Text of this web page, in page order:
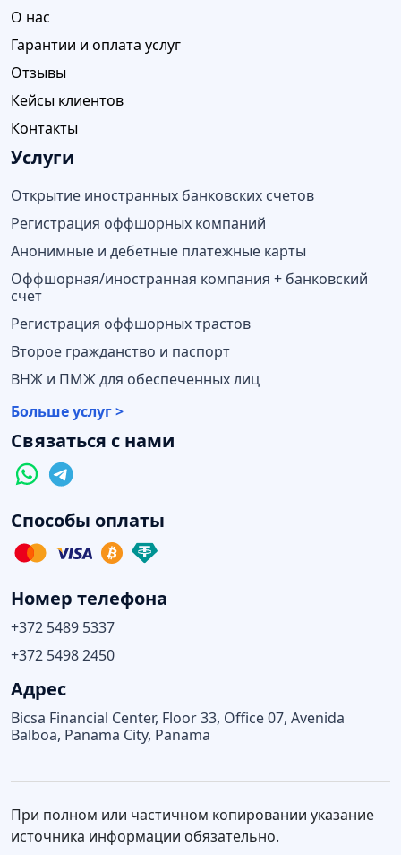
О нас
Гарантии и оплата услуг
Отзывы
Кейсы клиентов
Контакты
Услуги
Открытие иностранных банковских счетов
Регистрация оффшорных компаний
Анонимные и дебетные платежные карты
Оффшорная/иностранная компания + банковский
счет
Регистрация оффшорных трастов
Второе гражданство и паспорт
ВНЖ и ПМЖ для обеспеченных лиц
Больше услуг >
Связаться с нами
Способы оплаты
Номер телефона
+372 5489 5337
+372 5498 2450
Адрес
Bicsa Financial Center, Floor 33, Office 07, Avenida
Balboa, Panama City, Panama
При полном или частичном копировании указание
источника информации обязательно.